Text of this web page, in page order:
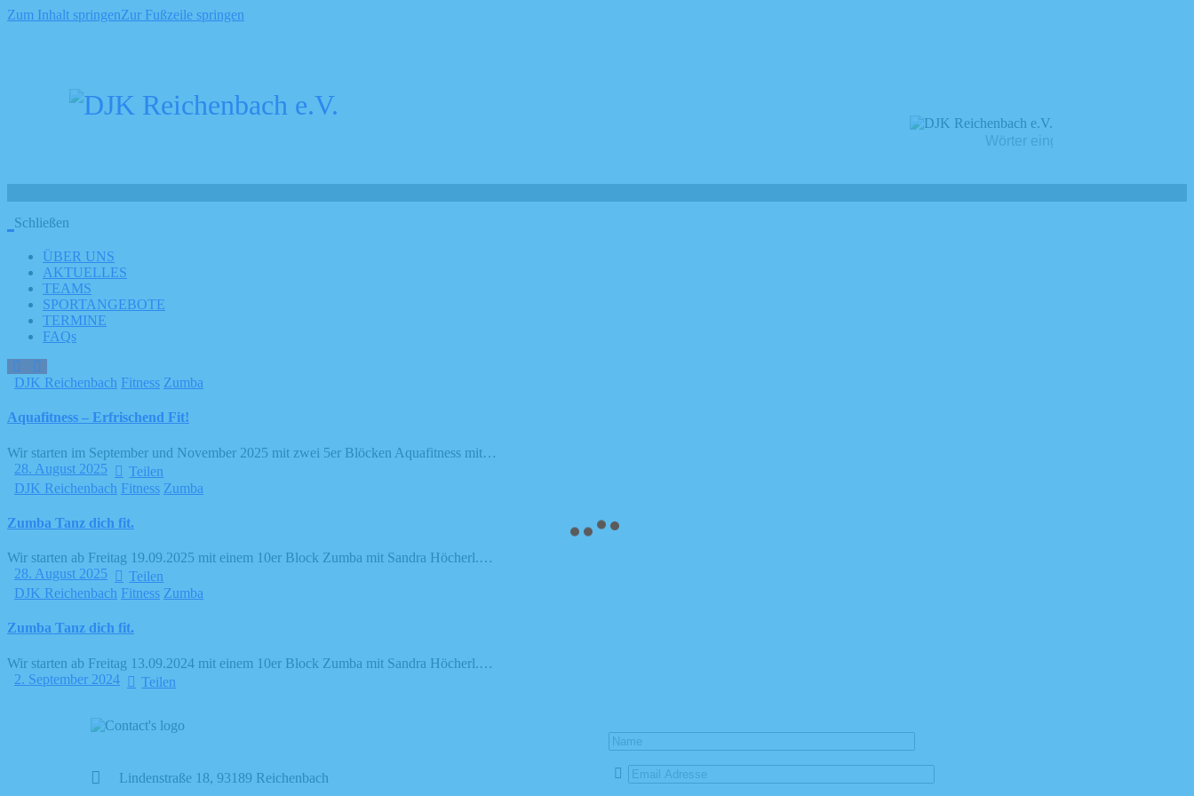
Zum Inhalt springenZur Fußzeile springen
Schließen
ÜBER UNS
AKTUELLES
TEAMS
SPORTANGEBOTE
TERMINE
FAQs
DJK Reichenbach Fitness Zumba
Aquafitness – Erfrischend Fit!
Wir starten im September und November 2025 mit zwei 5er Blöcken Aquafitness mit…
28. August 2025
Teilen
DJK Reichenbach Fitness Zumba
Zumba Tanz dich fit.
Wir starten ab Freitag 19.09.2025 mit einem 10er Block Zumba mit Sandra Höcherl.…
28. August 2025
Teilen
DJK Reichenbach Fitness Zumba
Zumba Tanz dich fit.
Wir starten ab Freitag 13.09.2024 mit einem 10er Block Zumba mit Sandra Höcherl.…
2. September 2024
Teilen
Lindenstraße 18, 93189 Reichenbach